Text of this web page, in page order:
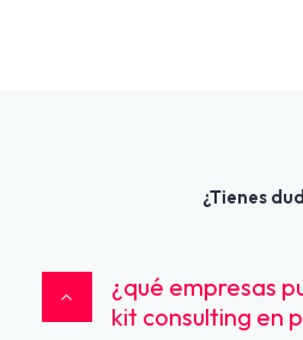
¿Tienes
¿qué empresas
kit consulting en